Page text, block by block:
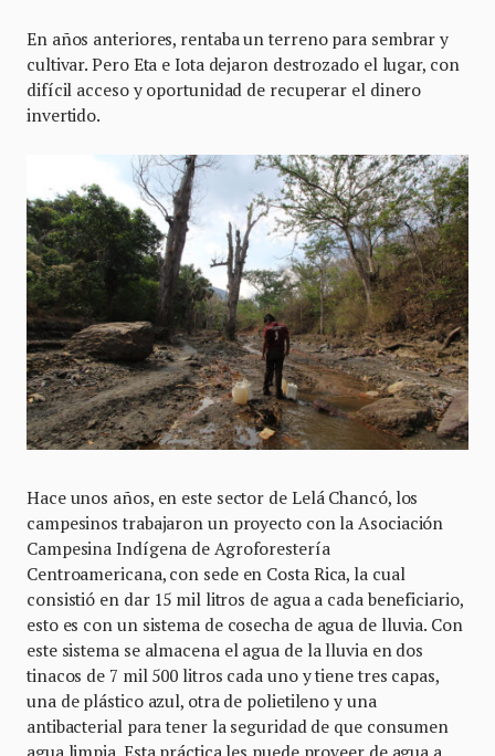
En años anteriores, rentaba un terreno para sembrar y
cultivar. Pero Eta e Iota dejaron destrozado el lugar, con
difícil acceso y oportunidad de recuperar el dinero
invertido.
Hace unos años, en este sector de Lelá Chancó, los
campesinos trabajaron un proyecto con la Asociación
Campesina Indígena de Agroforestería
Centroamericana, con sede en Costa Rica, la cual
consistió en dar 15 mil litros de agua a cada beneficiario,
esto es con un sistema de cosecha de agua de lluvia. Con
este sistema se almacena el agua de la lluvia en dos
tinacos de 7 mil 500 litros cada uno y tiene tres capas,
una de plástico azul, otra de polietileno y una
antibacterial para tener la seguridad de que consumen
agua limpia. Esta práctica les puede proveer de agua a